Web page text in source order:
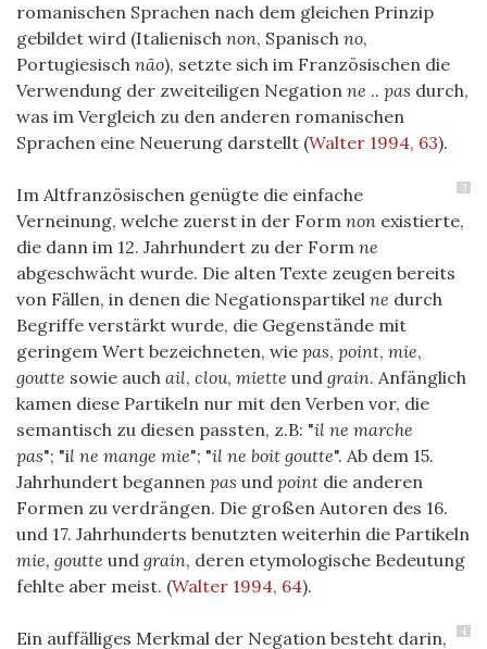
romanischen Sprachen nach dem gleichen Prinzip
gebildet wird (Italienisch non, Spanisch no,
Portugiesisch não), setzte sich im Französischen die
Verwendung der zweiteiligen Negation ne .. pas durch,
was im Vergleich zu den anderen romanischen
Sprachen eine Neuerung darstellt (Walter 1994, 63).
3
Im Altfranzösischen genügte die einfache
Verneinung, welche zuerst in der Form non existierte,
die dann im 12. Jahrhundert zu der Form ne
abgeschwächt wurde. Die alten Texte zeugen bereits
von Fällen, in denen die Negationspartikel ne durch
Begriffe verstärkt wurde, die Gegenstände mit
geringem Wert bezeichneten, wie pas, point, mie,
goutte sowie auch ail, clou, miette und grain. Anfänglich
kamen diese Partikeln nur mit den Verben vor, die
semantisch zu diesen passten, z.B: "il ne marche
pas"; "il ne mange mie"; "il ne boit goutte". Ab dem 15.
Jahrhundert begannen pas und point die anderen
Formen zu verdrängen. Die großen Autoren des 16.
und 17. Jahrhunderts benutzten weiterhin die Partikeln
mie, goutte und grain, deren etymologische Bedeutung
fehlte aber meist. (Walter 1994, 64).
4
Ein auffälliges Merkmal der Negation besteht darin,